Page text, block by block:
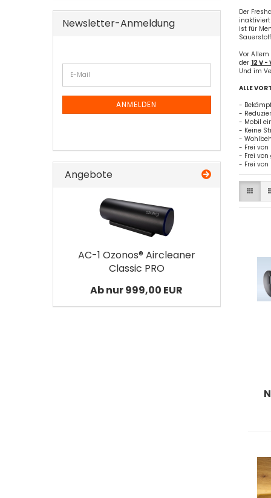
Der
inaktiviert
ist für
Vor
der 12 V
Und im
ALLE
-
-
- Mobil
- Keine
-
- Frei
- Frei
- Frei von
Newsletter-Anmeldung
WEITER
ZUR
NEWSLETTER-
E-
ANMELDEN
Angebote
AC-1 Ozonos® Aircleaner
Classic PRO
Ab nur 999,00 EUR